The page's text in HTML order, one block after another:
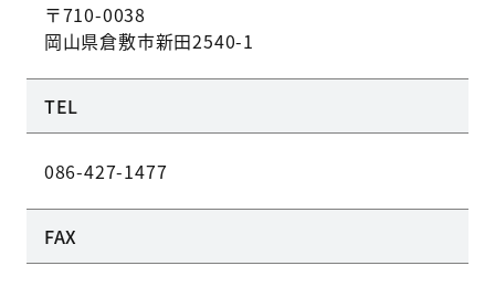
〒710-0038
岡山県倉敷市新田2540-1
TEL
086-427-1477
FAX